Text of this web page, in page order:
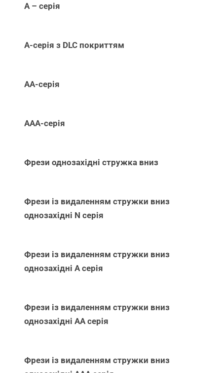
А – серія
А-серія з DLC покриттям
АА-серія
ААА-серія
Фрези однозахідні стружка вниз
Фрези із видаленням стружки вниз
однозахідні N серія
Фрези із видаленням стружки вниз
однозахідні А серія
Фрези із видаленням стружки вниз
однозахідні АА серія
Фрези із видаленням стружки вниз